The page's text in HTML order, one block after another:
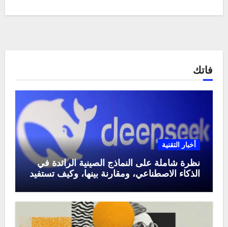
فاتك
أخبار التقنية
نظرة شاملة على النماذج الصينية الرائدة في
الذكاء الاصطناعي، ومقارنة بينها، وكيف تستفيد